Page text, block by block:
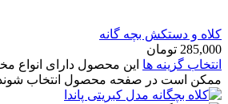
کلاه و دستکش بچه گانه
285,000 تومان
انتخاب گزینه ها این محصول دارای انواع
ممکن است در صفحه محصول انتخاب